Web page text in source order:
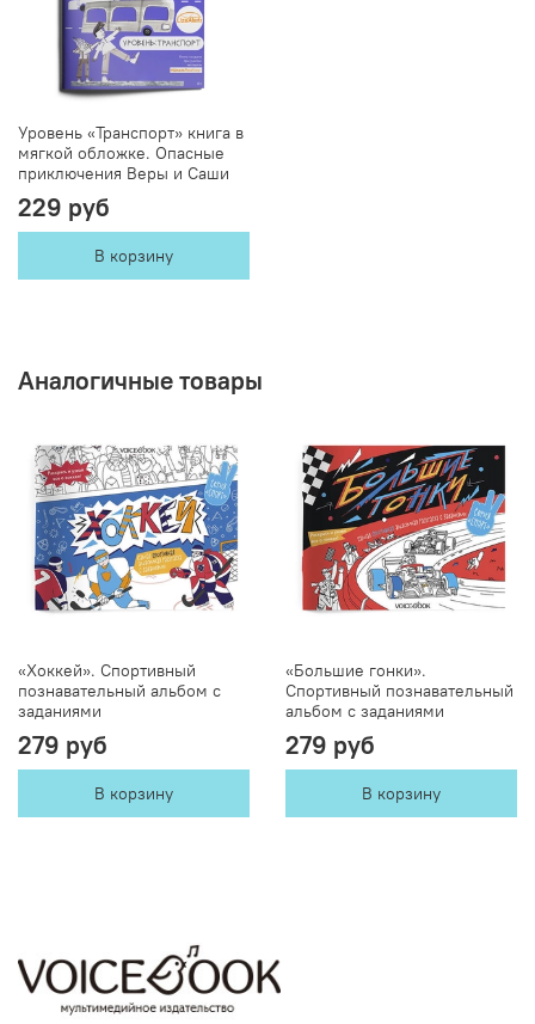
Уровень «Транспорт» книга в
мягкой обложке. Опасные
приключения Веры и Саши
229 руб
В корзину
Аналогичные товары
«Хоккей». Спортивный
познавательный альбом с
заданиями
279 руб
В корзину
«Большие гонки».
Спортивный познавательный
альбом с заданиями
279 руб
В корзину